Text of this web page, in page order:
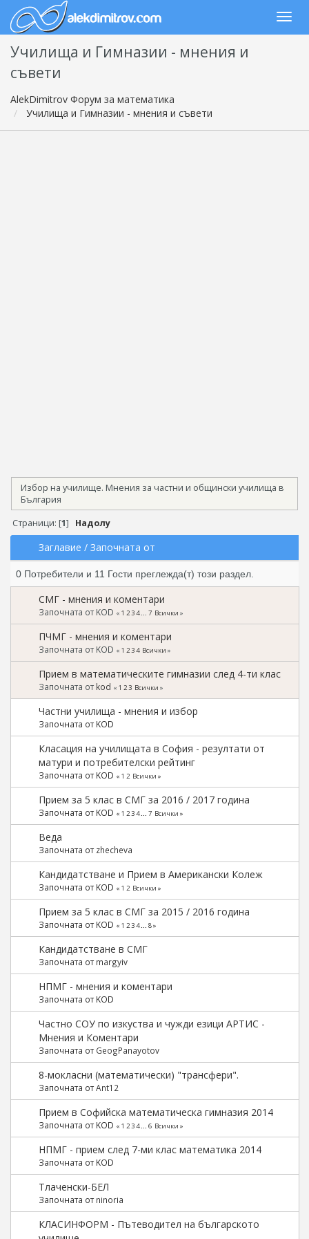
Училища и Гимназии - мнения и
съвети
AlekDimitrov Форум за математика
Училища и Гимназии - мнения и съвети
Избор на училище. Мнения за частни и общински училища в
България
Страници: [1] Надолу
Заглавие / Започната от
0 Потребители и 11 Гости преглежда(т) този раздел.
СМГ - мнения и коментари
Започната от KOD « 1 234... 7 Всички »
ПЧМГ - мнения и коментари
Започната от KOD « 1 234 Всички »
Прием в математическите гимназии след 4-ти клас
Започната от kod « 1 23 Всички »
Частни училища - мнения и избор
Започната от KOD
Класация на училищата в София - резултати от
матури и потребителски рейтинг
Започната от KOD « 1 2 Всички »
Прием за 5 клас в СМГ за 2016 / 2017 година
Започната от KOD « 1 234... 7 Всички »
Веда
Започната от zhecheva
Кандидатстване и Прием в Американски Колеж
Започната от KOD « 1 2 Всички »
Прием за 5 клас в СМГ за 2015 / 2016 година
Започната от KOD « 1 234... 8»
Кандидатстване в СМГ
Започната от margyiv
НПМГ - мнения и коментари
Започната от KOD
Частно СОУ по изкуства и чужди езици АРТИС -
Мнения и Коментари
Започната от GeogPanayotov
8-мокласни (математически) "трансфери".
Започната отAnt12
Прием в Софийска математическа гимназия 2014
Започната от KOD « 1 234... 6 Всички »
НПМГ - прием след 7-ми клас математика 2014
Започната от KOD
Тлаченски-БЕЛ
Започната от ninoria
КЛАСИНФОРМ - Пътеводител на българското